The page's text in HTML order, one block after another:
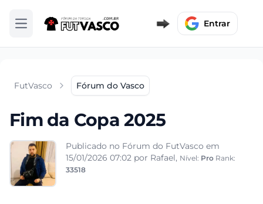
Abrir menu Entrar
FutVasco Fórum do Vasco
Fim da Copa 2025
Publicado no Fórum do FutVasco em
15/01/2026 07:02 por Rafael, Nível: Pro Rank:
33518